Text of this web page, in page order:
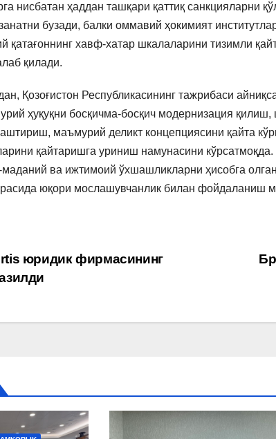
нисбатан ҳаддан ташқари қаттиқ санкцияларни
бузади, балки оммавий ҳокимият
қатағоннинг хавф-хатар шкалаларини тизимли
қилади.
Қозоғистон Республикасининг тажрибаси
ҳуқуқни босқичма-босқич модернизация
маъмурий деликт концепциясини қайта
қайтаришга уриниш намунасини кўрсатмоқда.
маданий ва ижтимоий ўхшашликларни ҳисобга
юқори мослашувчанлик билан фойдаланиш
юридик фирмасининг